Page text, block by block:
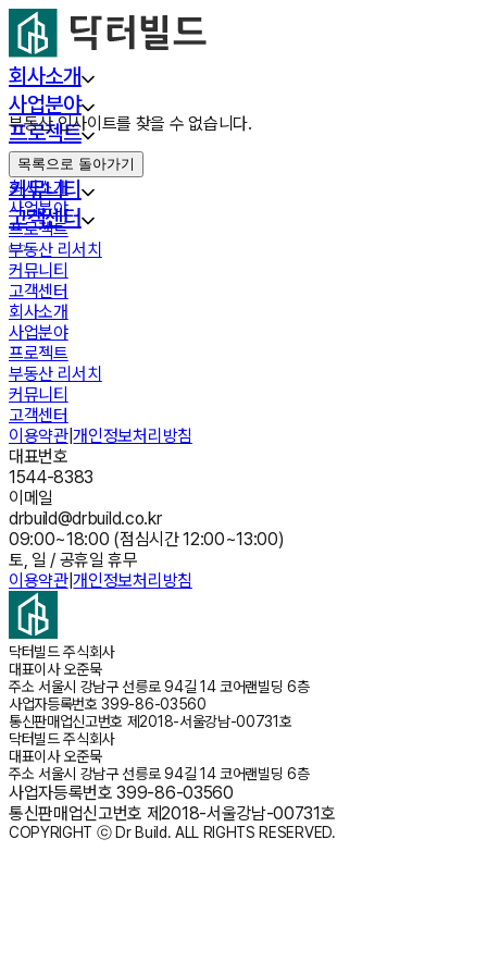
회사소개
사업분야
프로젝트
부동산 리서치
커뮤니티
고객센터
부동산 인사이트를 찾을 수 없습니다.
목록으로 돌아가기
회사소개
사업분야
프로젝트
부동산 리서치
커뮤니티
고객센터
회사소개
사업분야
프로젝트
부동산 리서치
커뮤니티
고객센터
이용약관|개인정보처리방침
대표번호
1544-8383
이메일
drbuild@drbuild.co.kr
09:00~18:00 (점심시간 12:00~13:00)
토, 일 / 공휴일 휴무
이용약관|개인정보처리방침
닥터빌드 주식회사
대표이사오준묵
주소 서울시 강남구 선릉로 94길 14 코어랜빌딩 6층
사업자등록번호 399-86-03560
통신판매업신고번호 제2018-서울강남-00731호
닥터빌드 주식회사
대표이사오준묵
주소 서울시 강남구 선릉로 94길 14 코어랜빌딩 6층
사업자등록번호 399-86-03560
통신판매업신고번호 제2018-서울강남-00731호
COPYRIGHT ⓒ Dr Build. ALL RIGHTS RESERVED.